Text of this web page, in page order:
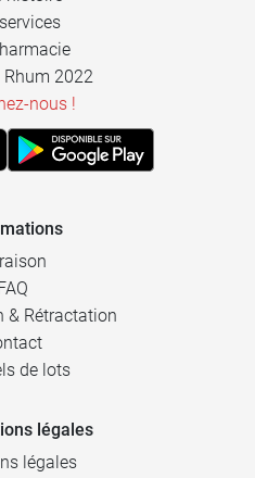
Rhum 2022
nous !
FAQ
& Rétractation
de lots
légales
légales